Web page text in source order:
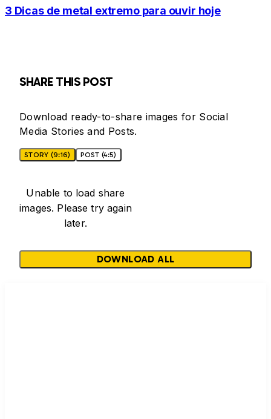
3 Dicas de metal extremo para ouvir hoje
SHARE THIS POST
Download ready-to-share images for Social
Media Stories and Posts.
STORY (9:16) POST (4:5)
Unable to load share
images. Please try again
later.
DOWNLOAD ALL